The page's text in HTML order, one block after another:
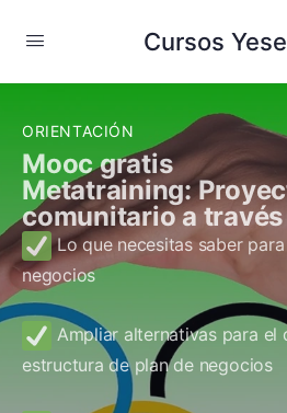
Cursos
ORIENTACIÓN
Mooc gratis
Metatraining:
comunitario a
Lo que necesitas saber
negocios
Ampliar alternativas para el
estructura de plan de negocios